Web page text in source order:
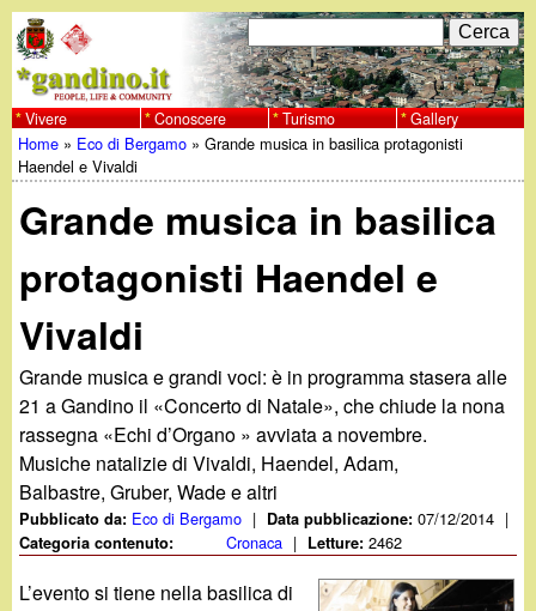
al
contenuto
principale
w
w
w
.
g
a
n
d
i
F
o
r
m
d
i
c
e
r
c
C
e
r
c
a
Vivere Conoscere Turismo Gallery
Tu
sei
qui
Home » Eco di Bergamo »Grande musica in basilica protagonisti
Haendel e Vivaldi
Grande musica in basilica
protagonisti Haendel e
Vivaldi
Grande musica e grandi voci: è in programma stasera alle
21 a Gandino il «Concerto di Natale», che chiude la nona
rassegna «Echi d’Organo » avviata a novembre.
Musiche natalizie di Vivaldi, Haendel, Adam,
Balbastre, Gruber, Wade e altri
Pubblicato da: Eco di Bergamo | Data pubblicazione:07/12/2014 |
Categoria contenuto: Cronaca | Letture:2462
L’evento si tiene nella basilica di